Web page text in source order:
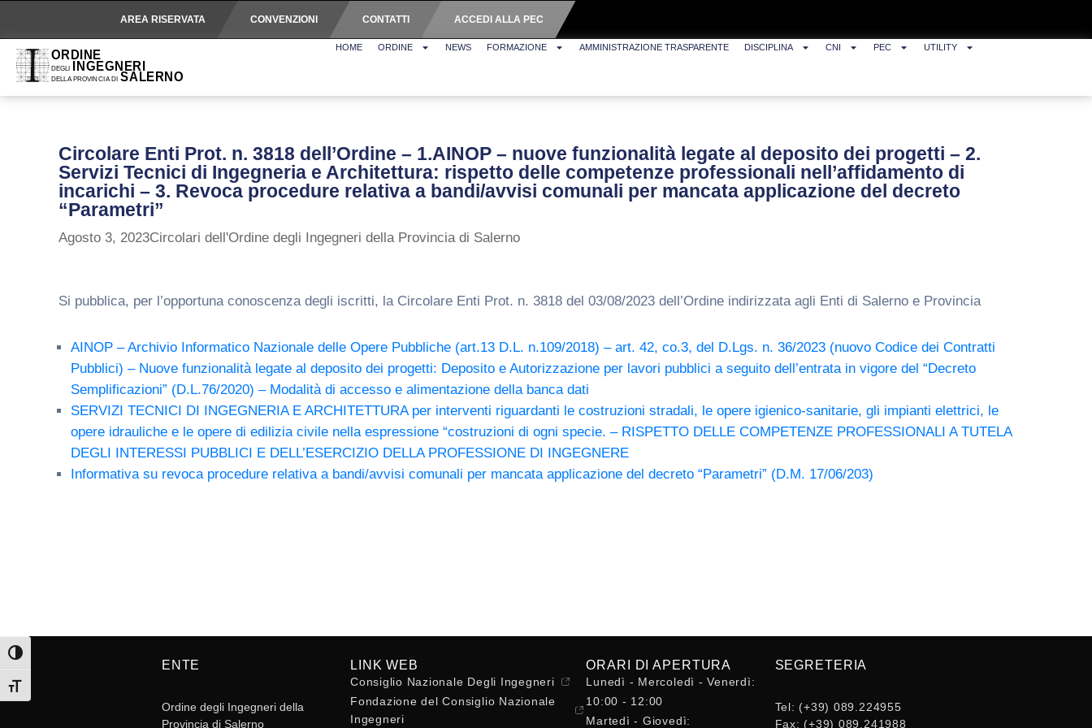
AREA RISERVATA CONVENZIONI CONTATTI ACCEDI ALLA PEC
HOME ORDINE NEWS FORMAZIONE AMMINISTRAZIONE TRASPARENTE DISCIPLINA CNI PEC UTILITY
Circolare Enti Prot. n. 3818 dell’Ordine – 1.AINOP – nuove funzionalità legate al deposito dei progetti – 2.
Servizi Tecnici di Ingegneria e Architettura: rispetto delle competenze professionali nell’affidamento di
incarichi – 3. Revoca procedure relativa a bandi/avvisi comunali per mancata applicazione del decreto
“Parametri”
Agosto 3, 2023Circolari dell'Ordine degli Ingegneri della Provincia di Salerno
Si pubblica, per l’opportuna conoscenza degli iscritti, la Circolare Enti Prot. n. 3818 del 03/08/2023 dell’Ordine indirizzata agli Enti di Salerno e Provincia
AINOP – Archivio Informatico Nazionale delle Opere Pubbliche (art.13 D.L. n.109/2018) – art. 42, co.3, del D.Lgs. n. 36/2023 (nuovo Codice dei Contratti
Pubblici) – Nuove funzionalità legate al deposito dei progetti: Deposito e Autorizzazione per lavori pubblici a seguito dell’entrata in vigore del “Decreto
Semplificazioni” (D.L.76/2020) – Modalità di accesso e alimentazione della banca dati
SERVIZI TECNICI DI INGEGNERIA E ARCHITETTURA per interventi riguardanti le costruzioni stradali, le opere igienico-sanitarie, gli impianti elettrici, le
opere idrauliche e le opere di edilizia civile nella espressione “costruzioni di ogni specie. – RISPETTO DELLE COMPETENZE PROFESSIONALI A TUTELA
DEGLI INTERESSI PUBBLICI E DELL’ESERCIZIO DELLA PROFESSIONE DI INGEGNERE
Informativa su revoca procedure relativa a bandi/avvisi comunali per mancata applicazione del decreto “Parametri” (D.M. 17/06/203)
Attiva/disattiva alto contrasto
Attiva/disattiva dimensione testo
ENTE
Ordine degli Ingegneri della
Provincia di Salerno
LINK WEB
Consiglio Nazionale Degli Ingegneri
Fondazione del Consiglio Nazionale
Ingegneri
ORARI DI APERTURA
Lunedì - Mercoledì - Venerdì:
10:00 - 12:00
Martedì - Giovedì:
SEGRETERIA
Tel: (+39) 089.224955
Fax: (+39) 089.241988